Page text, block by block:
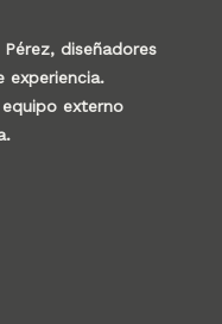
diseñadores
experiencia.
externo